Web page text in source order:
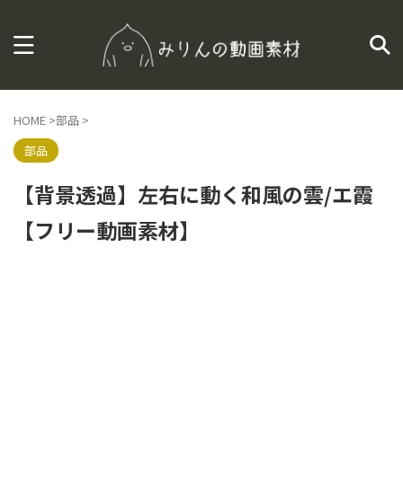
HOME >部品 >
部品
【背景透過】左右に動く和風の雲/エ霞
【フリー動画素材】